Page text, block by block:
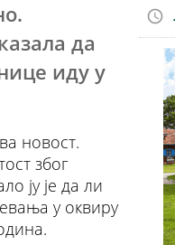
да
иду у
новост.
због
ју је да ли
у оквиру